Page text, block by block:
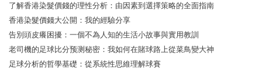
了解香港染髮價錢的理性分析：由因素到選擇策略的全面指南
香港染髮價錢大公開：我的經驗分享
告別頭皮癢困擾：一個不為人知的生活小故事與實用教訓
老司機的足球比分预测秘密：我如何在賭球路上從菜鳥變大神
足球分析的哲學基礎：從系統性思維理解球賽